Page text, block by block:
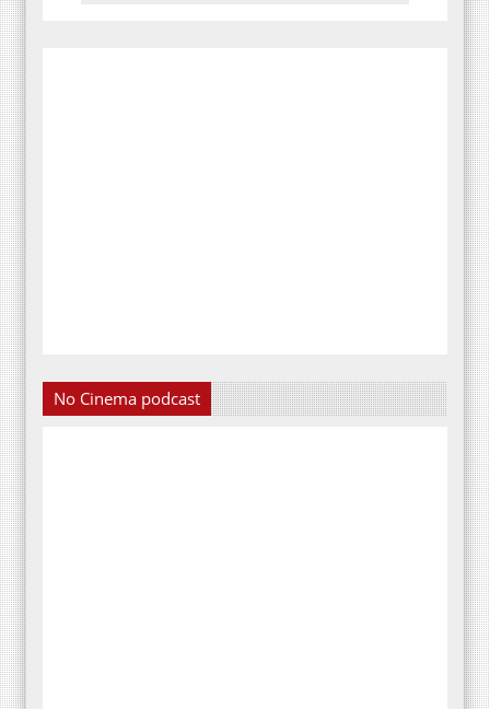
No Cinema podcast